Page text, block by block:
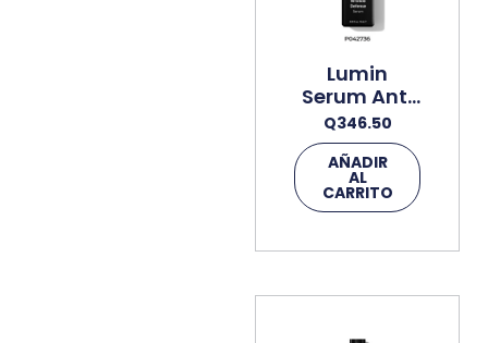
Lumin
Serum Anti
Arrugas
15ml Suero
Facial
Q346.50
AÑADIR
AL
CARRITO